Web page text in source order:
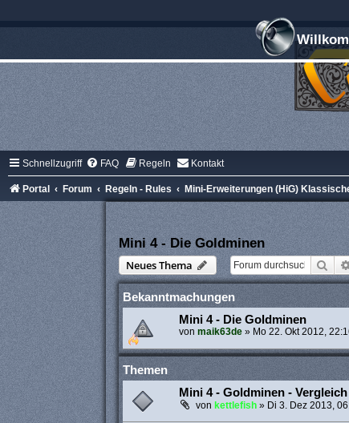
Schnellzugriff FAQ Regeln Kontakt
Portal Forum Regeln - Rules Mini-Erweiterungen (HiG)
Mini 4 - Die Goldminen
Neues Thema
Bekanntmachungen
Mini 4 - Die Goldminen
von maik63de» Mo 22. Okt 2012,
Themen
Mini 4 - Goldminen - Vergleich
von kettlefish» Di 3. Dez 2013,